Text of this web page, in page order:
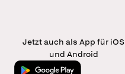
Jetzt auch als App für iOS
und Android
Jetzt bei Google Play